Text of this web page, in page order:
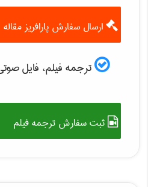
ارسال سفارش پارافریز مقاله
ترجمه فیلم، فایل
ثبت سفارش ترجمه فیلم